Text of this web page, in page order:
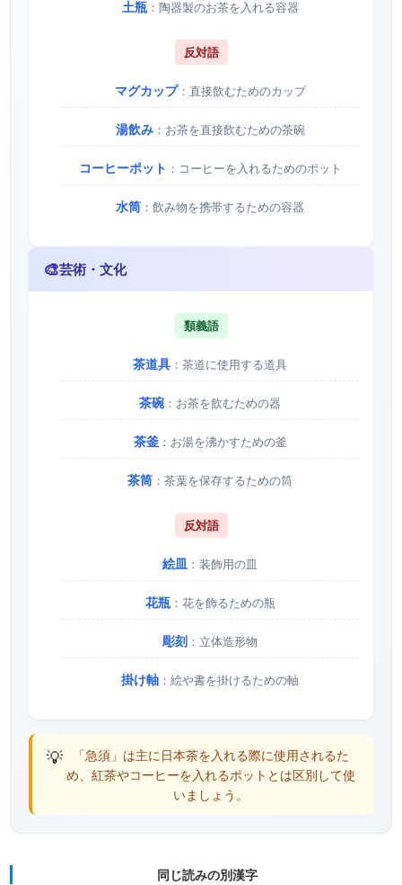
土瓶：陶器製のお茶を入れる容器
反対語
マグカップ：直接飲むためのカップ
湯飲み：お茶を直接飲むための茶碗
コーヒーポット ：コーヒーを入れるためのポット
水筒 ：飲み物を携帯するための容器
🎨芸術・文化
類義語
茶道具 ：茶道に使用する道具
茶碗 ：お茶を飲むための器
茶釜：お湯を沸かすための釜
茶筒 ：茶葉を保存するための筒
反対語
絵皿 ：装飾用の皿
花瓶：花を飾るための瓶
彫刻 ：立体造形物
掛け軸 ：絵や書を掛けるための軸
💡
「急須」は主に日本茶を入れる際に使用されるた
め、紅茶やコーヒーを入れるポットとは区別して使
いましょう。
同じ読みの別漢字